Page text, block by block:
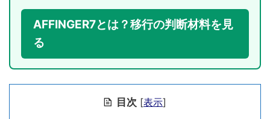
AFFINGER7とは？移行の判断材料を見
る
目次 [表示]